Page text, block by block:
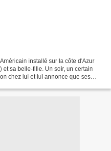
installé sur la côte d'Azur
et sa belle-fille. Un soir, un certain
chez lui et lui annonce que ses